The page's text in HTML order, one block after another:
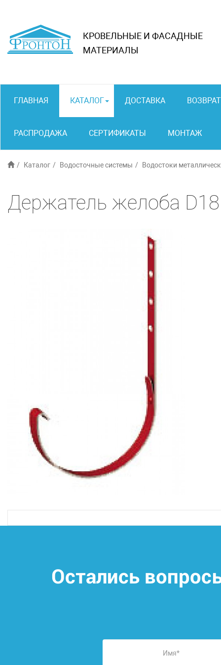
КРОВЕЛЬНЫЕ И ФАСАДНЫЕ
МАТЕРИАЛЫ
ГЛАВНАЯ КАТАЛОГ ДОСТАВКА ВОЗВРАТ
РАСПРОДАЖА СЕРТИФИКАТЫ МОНТАЖ
Каталог Водосточные системы Водостоки
Держатель желоба
Остались